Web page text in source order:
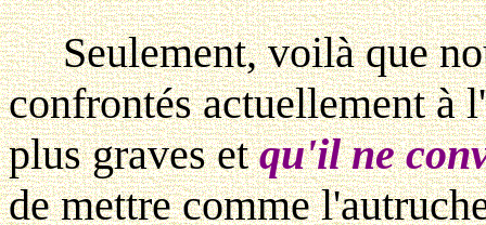
Seulement, voilà que
confrontés actuellement à
plus graves etqu'il ne
de mettre comme